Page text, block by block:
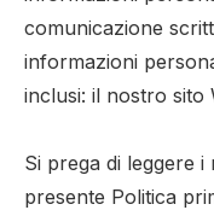
comunicazione
informazioni
inclusi: il nostro sito
Si prega di leggere
presente Politica